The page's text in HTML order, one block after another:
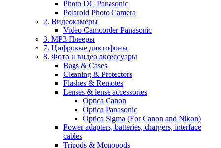
Photo DC Panasonic
Polaroid Photo Camera
2. Видеокамеры
Video Camcorder Panasonic
3. MP3 Плееры
7. Цифровые диктофоны
8. Фото и видео аксессуары
Bags & Cases
Cleaning & Protectors
Flashes & Remotes
Lenses & lense accessories
Optica Canon
Optica Panasonic
Optica Sigma (For Canon and Nikon)
Power adapters, batteries, chargers, interface
cables
Tripods & Monopods